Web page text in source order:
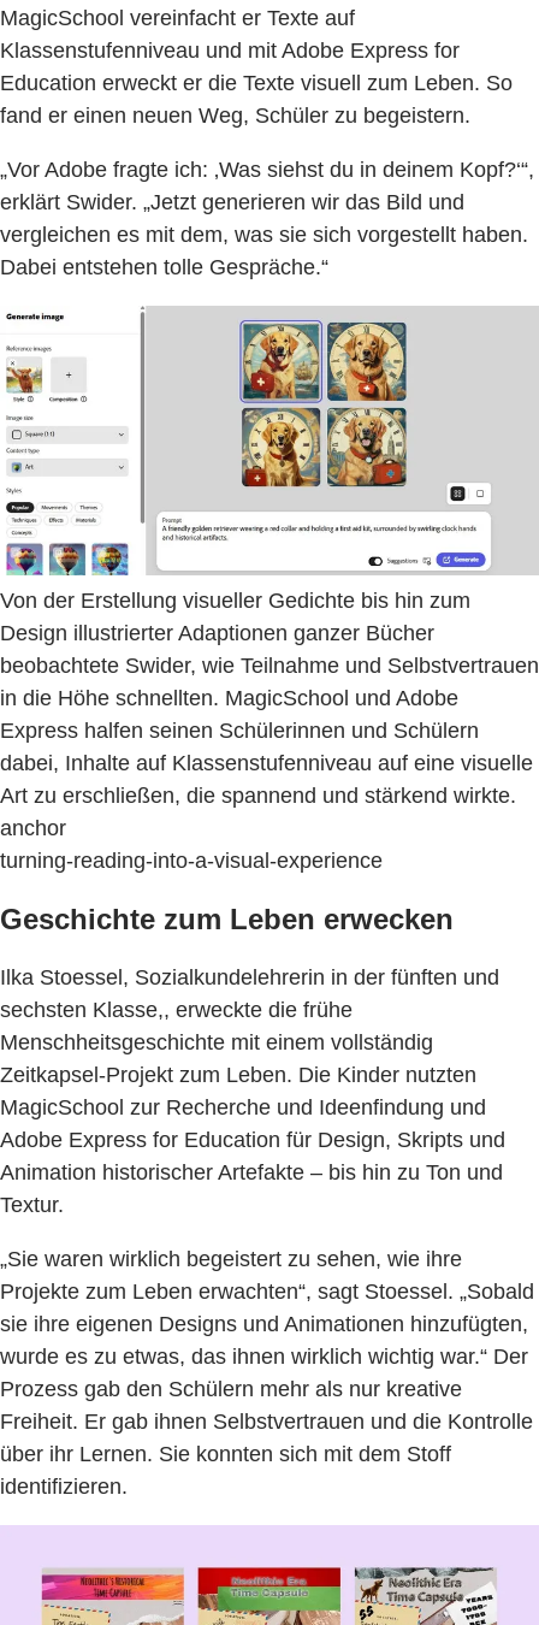
MagicSchool vereinfacht er Texte auf
Klassenstufenniveau und mit Adobe Express for
Education erweckt er die Texte visuell zum Leben. So
fand er einen neuen Weg, Schüler zu begeistern.
„Vor Adobe fragte ich: ‚Was siehst du in deinem Kopf?‘“,
erklärt Swider. „Jetzt generieren wir das Bild und
vergleichen es mit dem, was sie sich vorgestellt haben.
Dabei entstehen tolle Gespräche.“
Von der Erstellung visueller Gedichte bis hin zum
Design illustrierter Adaptionen ganzer Bücher
beobachtete Swider, wie Teilnahme und Selbstvertrauen
in die Höhe schnellten. MagicSchool und Adobe
Express halfen seinen Schülerinnen und Schülern
dabei, Inhalte auf Klassenstufenniveau auf eine visuelle
Art zu erschließen, die spannend und stärkend wirkte.
anchor
turning-reading-into-a-visual-experience
Geschichte zum Leben erwecken
Ilka Stoessel, Sozialkundelehrerin in der fünften und
sechsten Klasse,, erweckte die frühe
Menschheitsgeschichte mit einem vollständig
Zeitkapsel-Projekt zum Leben. Die Kinder nutzten
MagicSchool zur Recherche und Ideenfindung und
Adobe Express for Education für Design, Skripts und
Animation historischer Artefakte – bis hin zu Ton und
Textur.
„Sie waren wirklich begeistert zu sehen, wie ihre
Projekte zum Leben erwachten“, sagt Stoessel. „Sobald
sie ihre eigenen Designs und Animationen hinzufügten,
wurde es zu etwas, das ihnen wirklich wichtig war.“ Der
Prozess gab den Schülern mehr als nur kreative
Freiheit. Er gab ihnen Selbstvertrauen und die Kontrolle
über ihr Lernen. Sie konnten sich mit dem Stoff
identifizieren.